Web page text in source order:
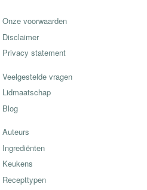
Onze voorwaarden
Disclaimer
Privacy statement
Veelgestelde vragen
Lidmaatschap
Blog
Auteurs
Ingrediënten
Keukens
Recepttypen